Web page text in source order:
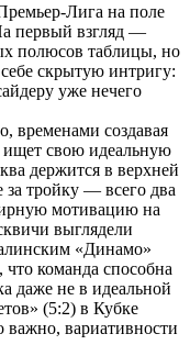
Лига на поле
первый взгляд —
полюсов таблицы, но
скрытую интригу:
уже нечего
временами создавая
свою идеальную
держится в верхней
за тройку — всего два
мотивацию на
выглядели
«Динамо»
команда способна
даже не в идеальной
(5:2) в Кубке
важно, вариативности